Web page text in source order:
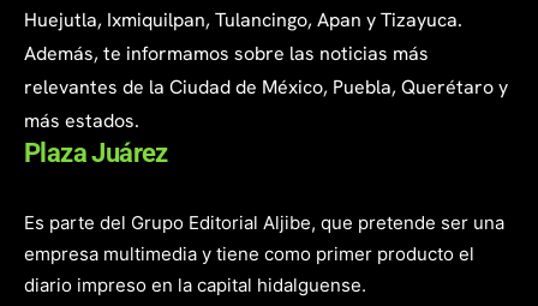
Huejutla, Ixmiquilpan, Tulancingo, Apan y Tizayuca.
Además, te informamos sobre las noticias más
relevantes de la Ciudad de México, Puebla, Querétaro y
más estados.
Plaza Juárez
Es parte del Grupo Editorial Aljibe, que pretende ser una
empresa multimedia y tiene como primer producto el
diario impreso en la capital hidalguense.